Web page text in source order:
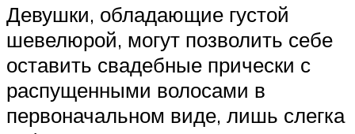
Девушки, обладающие густой
шевелюрой, могут позволить себе
оставить свадебные прически с
распущенными волосами в
первоначальном виде, лишь слегка